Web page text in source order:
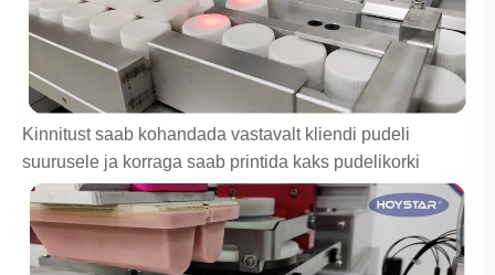
Kinnitust saab kohandada vastavalt kliendi pudeli
suurusele ja korraga saab printida kaks pudelikorki